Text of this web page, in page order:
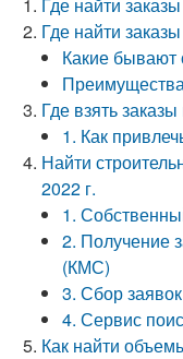
Где найти
Какие бывают
Где взять
1. Как
Найти
2022 г.
1.
2. Получение
(КМС)
3. Сбор
4. Сервис
Как найти